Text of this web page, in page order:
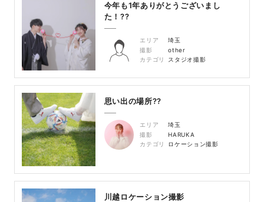
今年も1年ありがとうございまし
た！??
エリア
埼玉
撮影
other
カテゴリ
スタジオ撮影
思い出の場所??
エリア
埼玉
撮影
HARUKA
カテゴリ
ロケーション撮影
川越ロケーション撮影